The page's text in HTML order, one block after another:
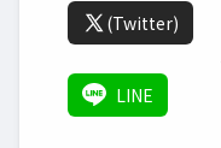
(Twitter)
LINE